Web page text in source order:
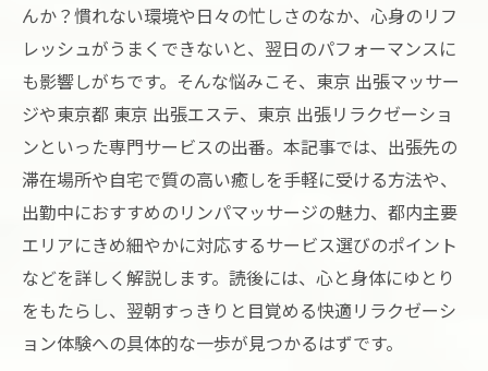
んか？慣れない環境や日々の忙しさのなか、心身のリフ
レッシュがうまくできないと、翌日のパフォーマンスに
も影響しがちです。そんな悩みこそ、東京 出張マッサー
ジや東京都 東京 出張エステ、東京 出張リラクゼーショ
ンといった専門サービスの出番。本記事では、出張先の
滞在場所や自宅で質の高い癒しを手軽に受ける方法や、
出勤中におすすめのリンパマッサージの魅力、都内主要
エリアにきめ細やかに対応するサービス選びのポイント
などを詳しく解説します。読後には、心と身体にゆとり
をもたらし、翌朝すっきりと目覚める快適リラクゼーシ
ョン体験への具体的な一歩が見つかるはずです。